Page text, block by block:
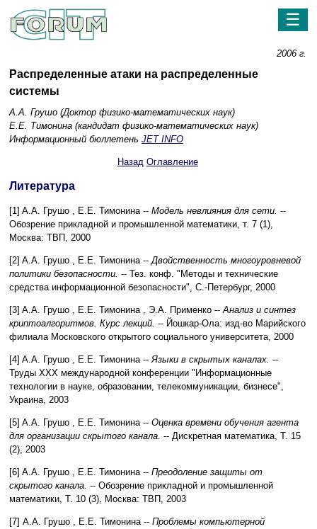
☰
2006 г.
Распределенные атаки на распределенные
системы
А.А. Грушо (Доктор физико-математических наук)
Е.Е. Тимонина (кандидат физико-математических наук)
Информационный бюллетень JET INFO
Назад Оглавление
Литература
[1] A.A. Грушо , Е.Е. Тимонина -- Модель невлияния для сети. --
Обозрение прикладной и промышленной математики, т. 7 (1),
Москва: ТВП , 2000
[2] A.A. Грушо , Е.Е. Тимонина --Двойственность многоуровневой
политики безопасности. -- Тез. конф. "Методы и технические
средства информационной безопасности", С.-Петербург, 2000
[3] A.A. Грушо , Е.Е. Тимонина , Э.А. Применко --Анализ и синтез
криптоалгоритмов. Курс лекций. -- Йошкар-Ола: изд-во Марийского
филиала Московского открытого социального университета, 2000
[4] A.A. Грушо , Е.Е. Тимонина --Языки в скрытых каналах. --
Труды XXX международной конференции "Информационные
технологии в науке, образовании, телекоммуникации, бизнесе",
Украина, 2003
[5] A.A. Грушо , Е.Е. Тимонина -- Оценка времени обучения агента
для организации скрытого канала. -- Дискретная математика, Т. 15
(2), 2003
[6] A.A. Грушо , Е.Е. Тимонина -- Преодоление защиты от
скрытого канала. -- Обозрение прикладной и промышленной
математики, Т. 10 (3), Москва: ТВП , 2003
[7] А.А. Грушо , Е.Е. Тимонина -- Проблемы компьютерной